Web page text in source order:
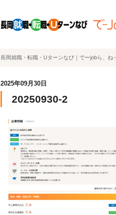
長岡就職・転職・Uターンなび｜でーjobら、ね
2025年09月30日
20250930-2